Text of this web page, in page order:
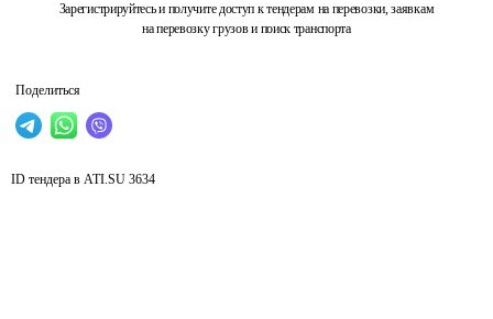
Зарегистрируйтесь и получите доступ к тендерам на перевозки, заявкам
на перевозку грузов и поиск транспорта
Поделиться
ID тендера в ATI.SU 3634